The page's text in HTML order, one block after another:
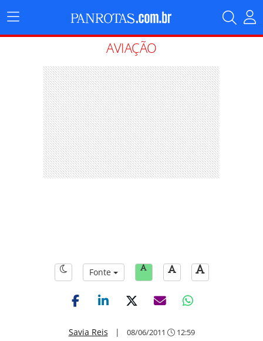
Menu
Principal
AVIAÇÃO
Fonte
Savia Reis | 08/06/2011 12:59